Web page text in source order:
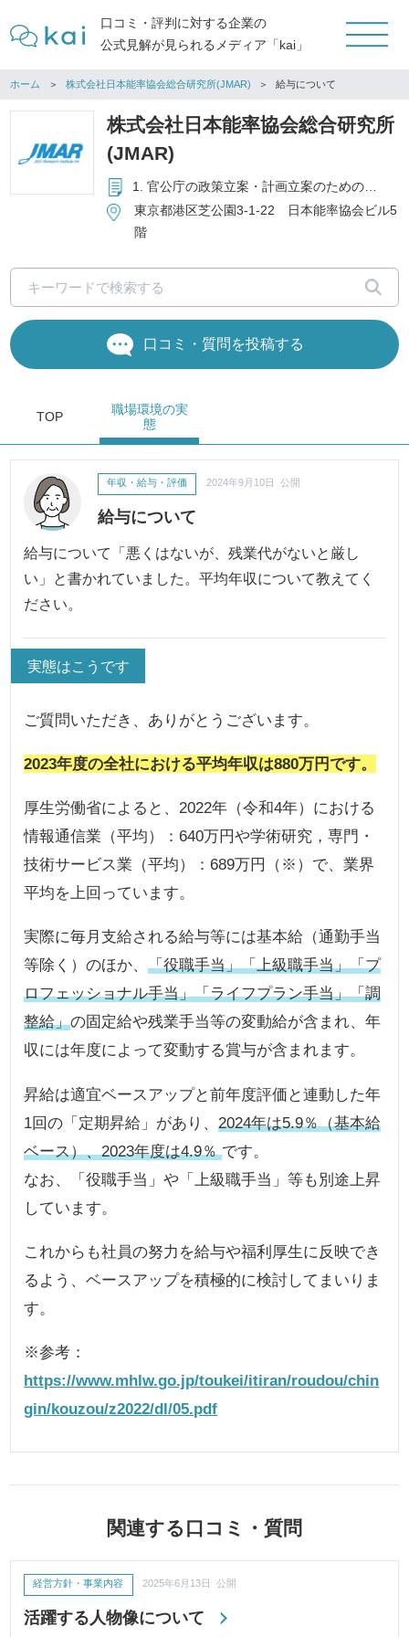
口コミ・評判に対する企業の
公式見解が見られるメディア「kai」
ホーム 株式会社日本能率協会総合研究所(JMAR) 給与について
株式会社日本能率協会総合研究所
(JMAR)
1. 官公庁の政策立案・計画立案のための公共系調査研究事業 2. 民間企業のマーケティング、コンサルティング等を行うマネジメント領域における各種調査研究事業 3. 会員制のビジネス情報提供サービス事業
東京都港区芝公園3-1-22 日本能率協会ビル5
階
口コミ・質問を投稿する
TOP
職場環境の実
態
給与について
年収・給与・評価 2024年9月10日 公開
給与について「悪くはないが、残業代がないと厳し
い」と書かれていました。平均年収について教えてく
ださい。
実態はこうです
ご質問いただき、ありがとうございます。
2023年度の全社における平均年収は880万円です。
厚生労働省によると、2022年（令和4年）における
情報通信業（平均）：640万円や学術研究，専門・
技術サービス業（平均）：689万円（※）で、業界
平均を上回っています。
実際に毎月支給される給与等には基本給（通勤手当
等除く）のほか、「役職手当」「上級職手当」「プ
ロフェッショナル手当」「ライフプラン手当」「調
整給」の固定給や残業手当等の変動給が含まれ、年
収には年度によって変動する賞与が含まれます。
昇給は適宜ベースアップと前年度評価と連動した年
1回の「定期昇給」があり、2024年は5.9％（基本給
ベース）、2023年度は4.9％です。
なお、「役職手当」や「上級職手当」等も別途上昇
しています。
これからも社員の努力を給与や福利厚生に反映でき
るよう、ベースアップを積極的に検討してまいりま
す。
※参考：
https://www.mhlw.go.jp/toukei/itiran/roudou/chin
gin/kouzou/z2022/dl/05.pdf
関連する口コミ・質問
活躍する人物像について
経営方針・事業内容 2025年6月13日 公開